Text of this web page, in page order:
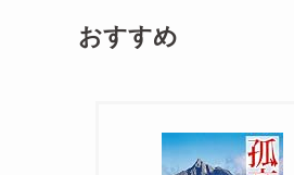
おすすめ